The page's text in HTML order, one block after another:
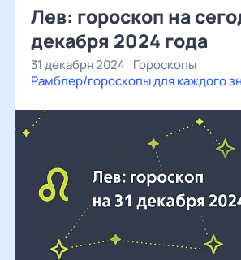
Лев: гороскоп на
декабря 2024 года
31 декабря 2024 Гороскопы
Рамблер/гороскопы для каждого